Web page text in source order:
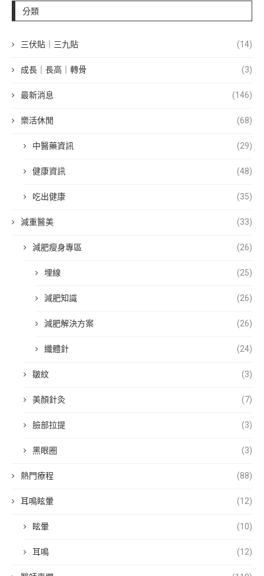
分類
三伏貼｜三九貼 (14)
成長｜長高｜轉骨 (3)
最新消息 (146)
樂活休閒 (68)
中醫藥資訊 (29)
健康資訊 (48)
吃出健康 (35)
減重醫美 (33)
減肥瘦身專區 (26)
埋線 (25)
減肥知識 (26)
減肥解決方案 (26)
纖體針 (24)
皺紋 (3)
美顏針灸 (7)
臉部拉提 (3)
黑眼圈 (3)
熱門療程 (88)
耳鳴眩暈 (12)
眩暈 (10)
耳鳴 (12)